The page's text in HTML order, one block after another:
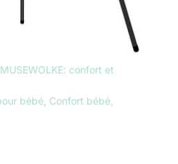
confort et
bébé Confort bébé